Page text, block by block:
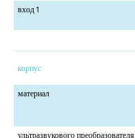
вход 1
корпус
материал